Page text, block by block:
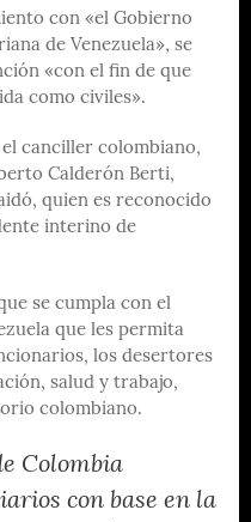
con «el Gobierno
de Venezuela», se
«con el fin de que
como civiles».
canciller colombiano,
Calderón Berti,
quien es reconocido
interino de
se cumpla con el
que les permita
los desertores
salud y trabajo,
colombiano.
Colombia
con base en la